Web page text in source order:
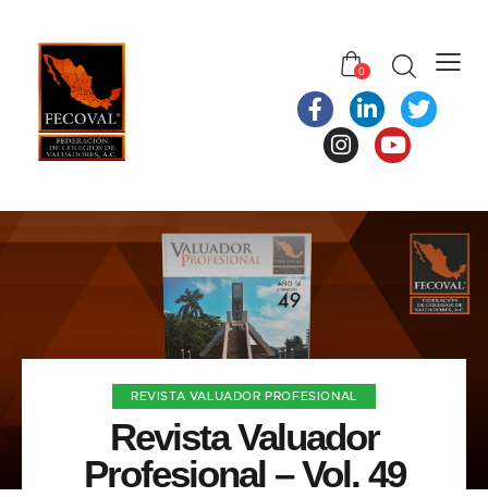
0
REVISTA VALUADOR PROFESIONAL
Revista Valuador
Profesional – Vol. 49